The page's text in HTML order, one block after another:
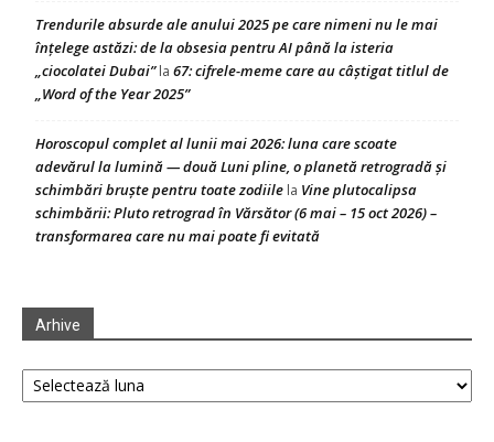
Trendurile absurde ale anului 2025 pe care nimeni nu le mai
înțelege astăzi: de la obsesia pentru AI până la isteria
„ciocolatei Dubai”la 67: cifrele-meme care au câștigat titlul de
„Word of the Year 2025”
Horoscopul complet al lunii mai 2026: luna care scoate
adevărul la lumină — două Luni pline, o planetă retrogradă și
schimbări bruște pentru toate zodiile la Vine plutocalipsa
schimbării: Pluto retrograd în Vărsător (6 mai – 15 oct 2026) –
transformarea care nu mai poate fi evitată
Arhive
Arhive